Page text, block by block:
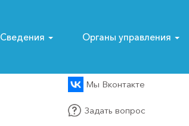
Сведения Органы управления
Мы Вконтакте
Задать вопрос